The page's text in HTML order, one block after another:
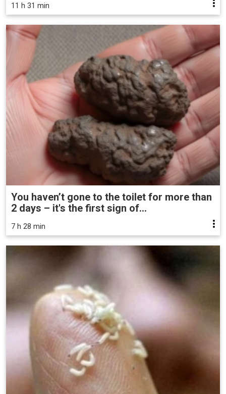
11 h 31 min
You haven’t gone to the toilet for more than
2 days – it's the first sign of...
7 h 28 min